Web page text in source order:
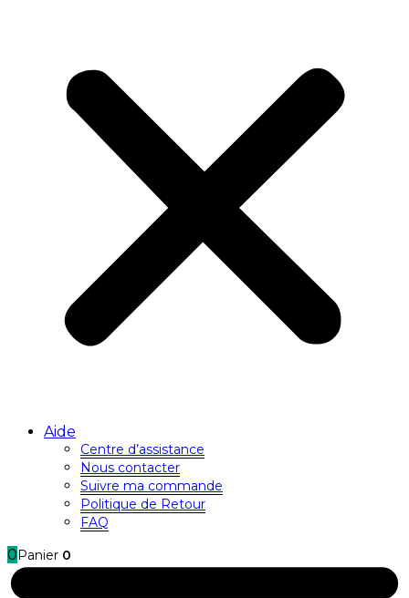
Aide
Centre d’assistance
Nous contacter
Suivre ma commande
Politique de Retour
FAQ
0 Panier 0